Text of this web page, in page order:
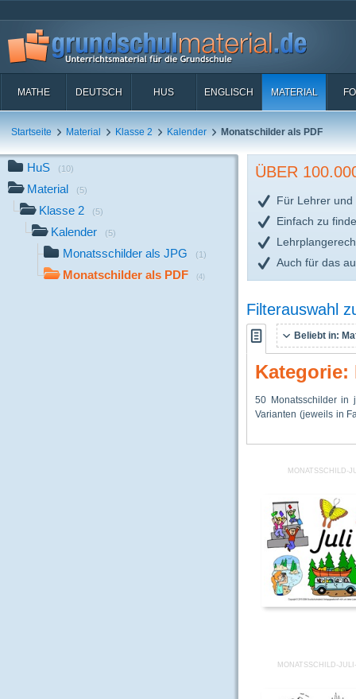
MATHE DEUTSCH HUS ENGLISCH MATERIAL
Startseite Material Klasse 2 Kalender Monatschilder als PDF
HuS (10)
Material (5)
Klasse 2 (5)
Kalender (5)
Monatsschilder als JPG (1)
Monatschilder als PDF (4)
ÜBER
Für Lehrer und
Einfach zu
Auch für das
Filterauswahl
Beliebt in:
50 Monatsschilder in
Varianten (jeweils in
Umrisszeichung)
MONATSSCHILD-
MONATSSCHILD-